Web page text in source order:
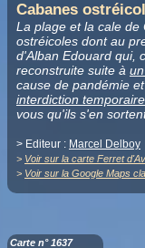
Cabanes
La plage et la cale de
ostréicoles dont au
d'Alban Edouard qui,
reconstruite suite à
cause de pandémie
interdiction
vous qu'ils s'en
> Editeur : Marcel Delboy
> Voir sur la carte Ferret
> Voir sur la Google Maps
Carte n° 1637